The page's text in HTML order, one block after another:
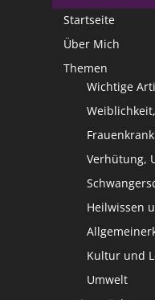
Startseite
Über Mich
Themen
Wichtige
Verhütung,
Heilwissen
Kultur und
Umwelt